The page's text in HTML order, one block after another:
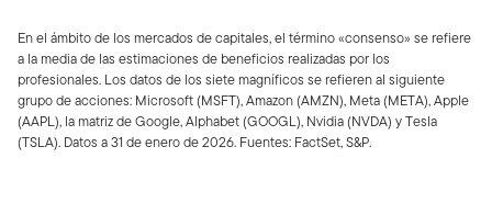
En el ámbito de los mercados de capitales, el término «consenso» se refiere
a la media de las estimaciones de beneficios realizadas por los
profesionales. Los datos de los siete magníficos se refieren al siguiente
grupo de acciones: Microsoft (MSFT), Amazon (AMZN), Meta (META), Apple
(AAPL), la matriz de Google, Alphabet (GOOGL), Nvidia (NVDA) y Tesla
(TSLA). Datos a 31 de enero de 2026. Fuentes: FactSet, S&P.